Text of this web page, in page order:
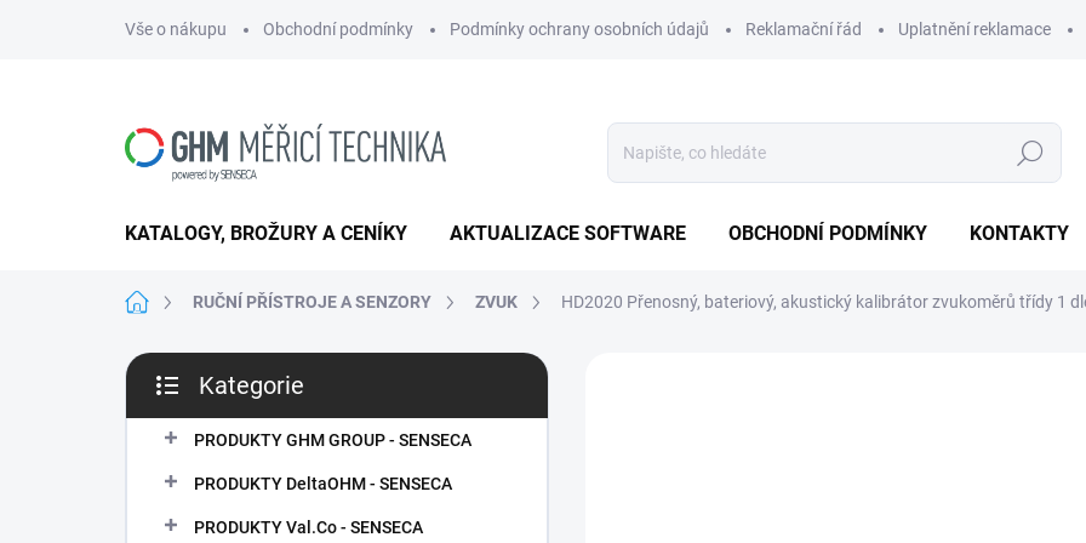
Vše o nákupu Obchodní podmínky Podmínky ochrany osobních údajů Reklamační řád Uplatnění reklamace
Hledat
KATALOGY, BROŽURY A CENÍKY AKTUALIZACE SOFTWARE OBCHODNÍ PODMÍNKY KONTAKTY
Domů RUČNÍ PŘÍSTROJE A SENZORY ZVUK HD2020 Přenosný, bateriový, akustický kalibrátor zvukoměrů třídy 1
P
s
kategorie
Kategorie
PRODUKTY GHM GROUP - SENSECA
PRODUKTY DeltaOHM - SENSECA
PRODUKTY Val.Co - SENSECA